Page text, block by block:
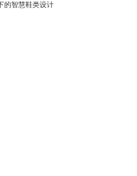
的智慧鞋类设计